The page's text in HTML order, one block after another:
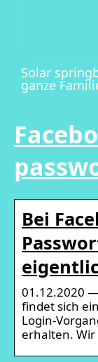
Solar
ganze
Bei
01.12.2020
findet sich
Login-
erhalten. Wir